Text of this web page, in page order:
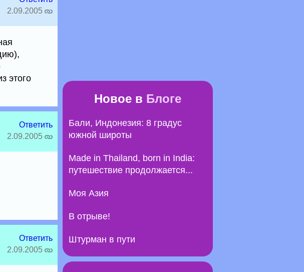
2.09.2005
этого
Ответить
2.09.2005
Ответить
2.09.2005
Новое в Блоге
Бали, Индонезия: 8 градус
южной широты
Made in Thailand, born in India:
путешествие продолжается...
Моя Азия
В отрыве!
Штурман в пути